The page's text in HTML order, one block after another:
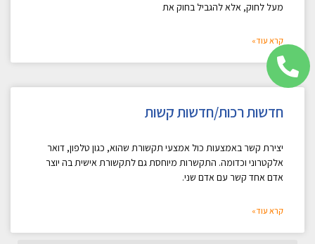
מעל לחוק, אלא להגביל בחוק את
קרא עוד»
חדשות רכות/חדשות קשות
יצירת קשר באמצעות כול אמצעי תקשורת שהוא, כגון טלפון, דואר
אלקטרוני וכדומה. התקשרות מיוחסת גם לתקשורת אישית בה יוצר
אדם אחד קשר עם אדם שני.
קרא עוד»